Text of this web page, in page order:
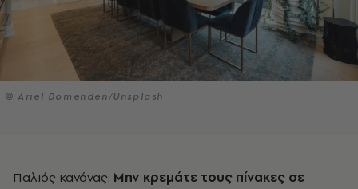
© Ariel Domenden/Unsplash
Παλιός κανόνας: Μην κρεμάτε τους πίνακες σε